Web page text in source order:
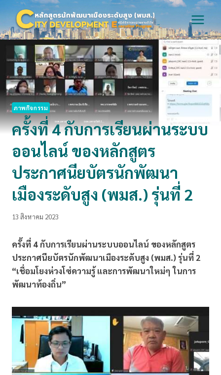
content
ภาพกิจกรรม
ครั้งที่ 4 กับการเรียนผ่านระบบ
ออนไลน์ ของหลักสูตร
ประกาศนียบัตรนักพัฒนา
เมืองระดับสูง (พมส.) รุ่นที่ 2
13 สิงหาคม 2023
ครั้งที่ 4 กับการเรียนผ่านระบบออนไลน์ ของหลักสูตร
ประกาศนียบัตรนักพัฒนาเมืองระดับสูง (พมส.) รุ่นที่ 2
“เชื่อมโยงห่วงโซ่ความรู้ และการพัฒนาใหม่ๆ ในการ
พัฒนาท้องถิ่น”